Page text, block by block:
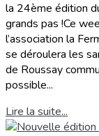
la 24ème édition
grands pas !Ce
l’association la
se déroulera les
de Roussay
possible...
Lire la suite...